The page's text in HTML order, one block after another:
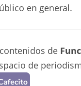
en general.
de
de